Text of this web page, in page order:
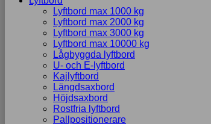
Lyftbord max 1000 kg
Lyftbord max 2000 kg
Lyftbord max 3000 kg
Lyftbord max 10000 kg
Lågbyggda lyftbord
U- och E-lyftbord
Kajlyftbord
Längdsaxbord
Höjdsaxbord
Rostfria lyftbord
Pallpositionerare